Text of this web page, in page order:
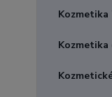
Kozmetika